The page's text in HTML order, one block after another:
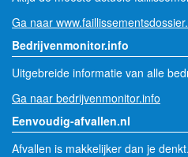
Ga naar
Bedrijvenmonitor.info
Uitgebreide informatie van alle
Ga naar bedrijvenmonitor.info
Eenvoudig-afvallen.nl
Afvallen is makkelijker dan je denkt.